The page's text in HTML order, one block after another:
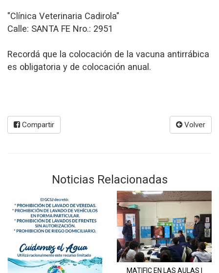
"Clínica Veterinaria Cadirola"
Calle: SANTA FE Nro.: 2951
Recordá que la colocación de la vacuna antirrábica
es obligatoria y de colocación anual.
Compartir Volver
Noticias Relacionadas
MATIFIC EN LAS AULAS |